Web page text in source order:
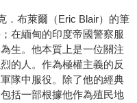
．布萊爾（Eric Blair）的筆
在緬甸的印度帝國警察服
生。他本質上是一位關注
的人。作為極權主義的反
隊中服役。除了他的經典
括一部根據他作為殖民地